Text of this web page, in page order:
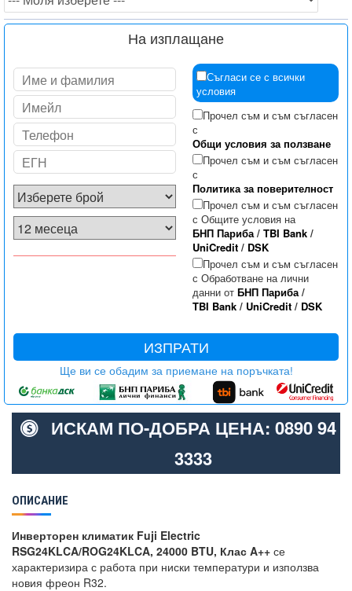
На изплащане
Съгласи се с всички
условия
Прочел съм и съм съгласен
с
Общи условия за ползване
Прочел съм и съм съгласен
с
Политика за поверителност
Прочел съм и съм съгласен
с Общите условия на
БНП Париба/ TBI Bank/
UniCredit/ DSK
Прочел съм и съм съгласен
с Обработване на лични
данни от БНП Париба/
TBI Bank/ UniCredit/ DSK
ИЗПРАТИ
Ще ви се обадим за приемане на поръчката!
ИСКАМ ПО-ДОБРА ЦЕНА: 0890 94
3333
ОПИСАНИЕ
Инверторен климатик Fuji Electric
RSG24KLCA/ROG24KLCA, 24000 BTU, Клас A++ се
характеризира с работа при ниски температури и използва
новия фреон R32.